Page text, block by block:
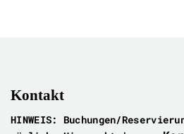
Kontakt
HINWEIS: Buchungen/